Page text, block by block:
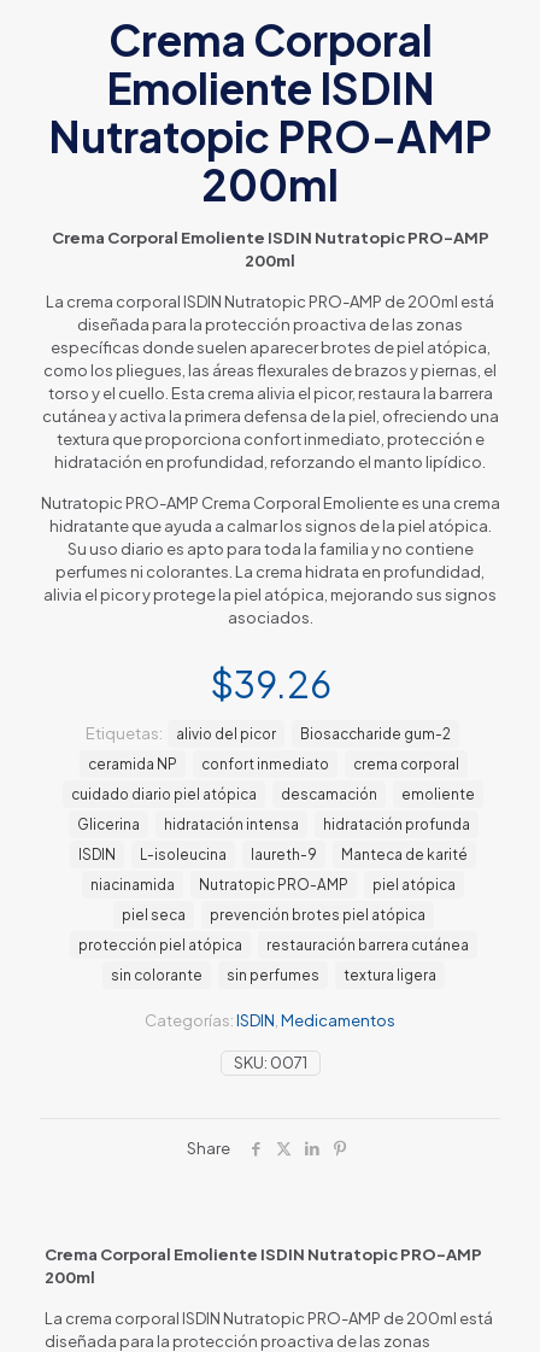
Crema Corporal
Emoliente ISDIN
Nutratopic PRO-AMP
200ml
Crema Corporal Emoliente ISDIN Nutratopic PRO-AMP
200ml
La crema corporal ISDIN Nutratopic PRO-AMP de 200ml está
diseñada para la protección proactiva de las zonas
específicas donde suelen aparecer brotes de piel atópica,
como los pliegues, las áreas flexurales de brazos y piernas, el
torso y el cuello. Esta crema alivia el picor, restaura la barrera
cutánea y activa la primera defensa de la piel, ofreciendo una
textura que proporciona confort inmediato, protección e
hidratación en profundidad, reforzando el manto lipídico.
Nutratopic PRO-AMP Crema Corporal Emoliente es una crema
hidratante que ayuda a calmar los signos de la piel atópica.
Su uso diario es apto para toda la familia y no contiene
perfumes ni colorantes. La crema hidrata en profundidad,
alivia el picor y protege la piel atópica, mejorando sus signos
asociados.
$39.26
SKU: 0071
Categorías:ISDIN Medicamentos
Etiquetas: alivio del picor
Biosaccharide gum-2
ceramida NP
confort inmediato
crema corporal
cuidado diario piel atópica
descamación
emoliente
Glicerina
hidratación intensa
hidratación profunda
ISDIN
L-isoleucina laureth-9
Manteca de karité
niacinamida
Nutratopic PRO-AMP
piel atópica
piel seca
prevención brotes piel atópica
protección piel atópica
restauración barrera cutánea
sin colorante
sin perfumes textura ligera
Share
Crema Corporal Emoliente ISDIN Nutratopic PRO-AMP
200ml
La crema corporal ISDIN Nutratopic PRO-AMP de 200ml está
diseñada para la protección proactiva de las zonas